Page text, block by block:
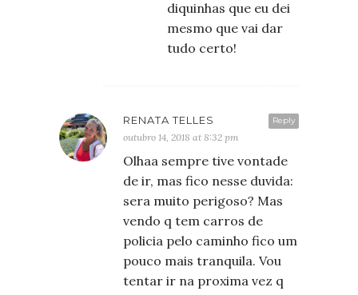
diquinhas que eu dei
mesmo que vai dar
tudo certo!
Reply
RENATA TELLES
outubro 14, 2018 at 8:32 pm
Olhaa sempre tive vontade
de ir, mas fico nesse duvida:
sera muito perigoso? Mas
vendo q tem carros de
policia pelo caminho fico um
pouco mais tranquila. Vou
tentar ir na proxima vez q